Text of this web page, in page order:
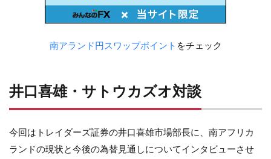
南アランド円スワップポイント をチェック
井口喜雄・サトウカズオ対談
今回はトレイダーズ証券の井口喜雄市場部長に、南アフリカ
ランドの現状と今後の為替見通しについてインタビューさせ